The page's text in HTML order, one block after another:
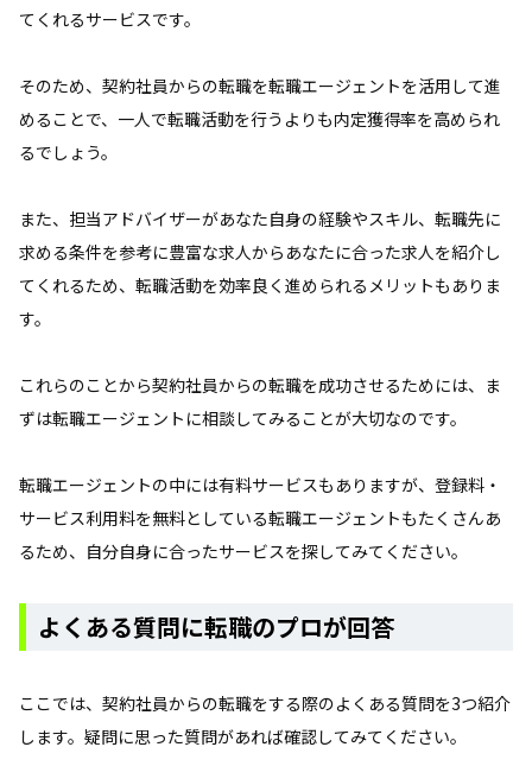
てくれるサービスです。
そのため、契約社員からの転職を転職エージェントを活用して進
めることで、一人で転職活動を行うよりも内定獲得率を高められ
るでしょう。
また、担当アドバイザーがあなた自身の経験やスキル、転職先に
求める条件を参考に豊富な求人からあなたに合った求人を紹介し
てくれるため、転職活動を効率良く進められるメリットもありま
す。
これらのことから契約社員からの転職を成功させるためには、ま
ずは転職エージェントに相談してみることが大切なのです。
転職エージェントの中には有料サービスもありますが、登録料・
サービス利用料を無料としている転職エージェントもたくさんあ
るため、自分自身に合ったサービスを探してみてください。
よくある質問に転職のプロが回答
ここでは、契約社員からの転職をする際のよくある質問を3つ紹介
します。疑問に思った質問があれば確認してみてください。